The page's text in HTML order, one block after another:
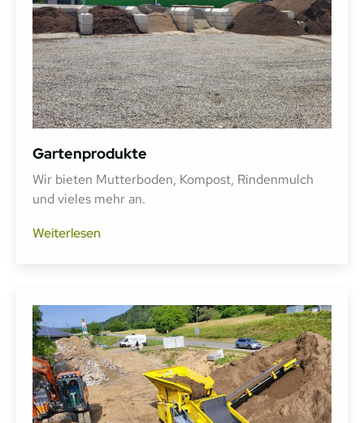
Gartenprodukte
Wir bieten Mutterboden, Kompost, Rindenmulch
und vieles mehr an.
Weiterlesen